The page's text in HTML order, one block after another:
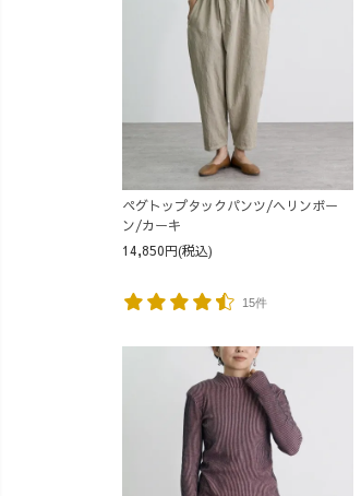
ペグトップタックパンツ/ヘリンボー
ン/カーキ
14,850円(税込)
15件